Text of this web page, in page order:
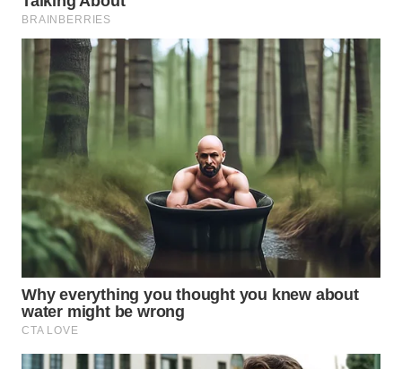
SUKABUMI
WN
PURWAKARTA
PRIANGAN
TIMUR
WN
SEMARANG
WN
SOLO
BOROBUDUR